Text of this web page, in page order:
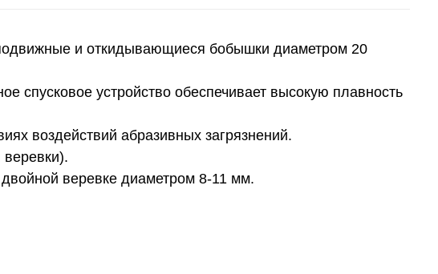
и откидывающиеся бобышки диаметром 20
спусковое устройство обеспечивает высокую плавность
воздействий абразивных загрязнений.
веревке диаметром 8-11 мм.